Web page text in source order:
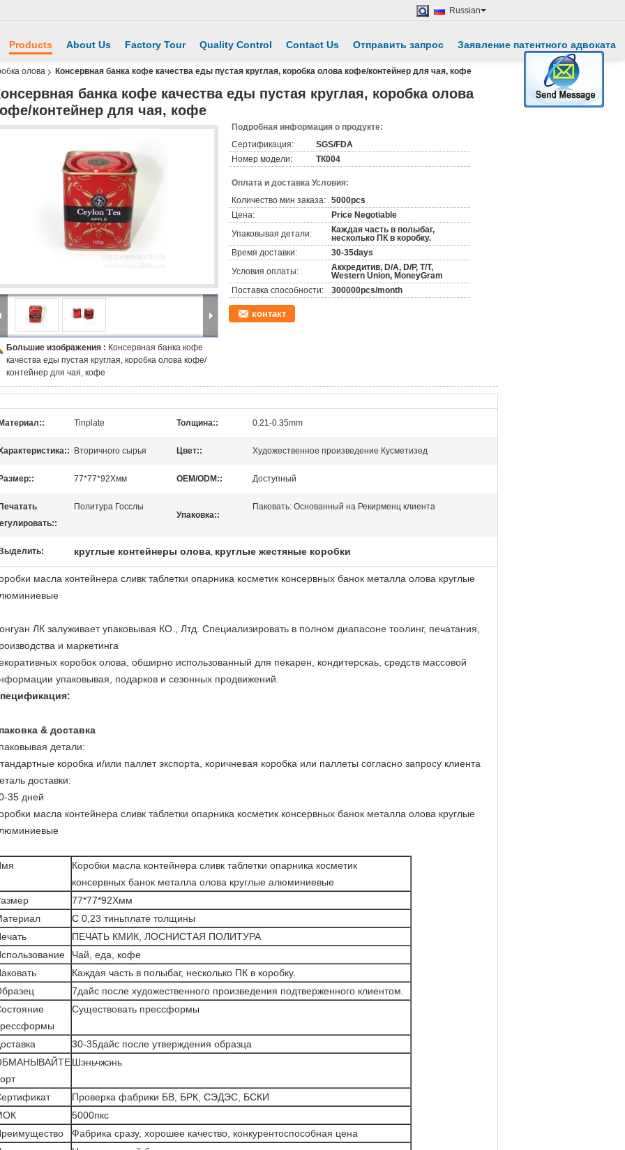
Russian
Products About Us Factory Tour Quality Control Contact Us Отправить запрос Заявление патентного адвоката
олова Консервная банка кофе качества еды пустая круглая, коробка олова кофе/контейнер для чая, кофе
банка кофе качества еды пустая круглая, коробка олова
контейнер для чая, кофе
Большие изображения : Консервная банка кофе
качества еды пустая круглая, коробка олова кофе/
контейнер для чая, кофе
Подробная информация о продукте:
Сертификация:
SGS/FDA
Номер модели:
ТК004
Оплата и доставка Условия:
Количество мин заказа: 5000pcs
Цена:
Price Negotiable
Упаковывая детали:
Каждая часть в полыбаг,
несколько ПК в коробку.
Время доставки:
30-35days
Условия оплаты:
Аккредитив, D/A, D/P, T/T,
Western Union, MoneyGram
Поставка способности:
300000pcs/month
контакт
Материал:: Tinplate Толщина:: 0.21-0.35mm
Вторичного сырья Цвет:: Художественное произведение Кусметизед
Размер:: 77*77*92Хмм OEM/ODM:: Доступный
Печатать
Политура Госслы
Упаковка::
Паковать: Основанный на Рекирменц клиента
Выделить: круглые контейнеры олова, круглые жестяные коробки
масла контейнера сливк таблетки опарника косметик консервных банок металла олова круглые
ЛК залуживает упаковывая КО., Лтд. Специализировать в полном диапасоне тоолинг, печатания,
и маркетинга
коробок олова, обширно использованный для пекарен, кондитерскаь, средств массовой
упаковывая, подарков и сезонных продвижений.
& доставка
детали:
коробка и/или паллет экспорта, коричневая коробка или паллеты согласно запросу клиента
доставки:
35 дней
масла контейнера сливк таблетки опарника косметик консервных банок металла олова круглые
Коробки масла контейнера сливк таблетки опарника косметик
консервных банок металла олова круглые алюминиевые
77*77*92Хмм
С 0,23 тиньплате толщины
ПЕЧАТЬ КМИК, ЛОСНИСТАЯ ПОЛИТУРА
Чай, еда, кофе
Каждая часть в полыбаг, несколько ПК в коробку.
7дайс после художественного произведения подтверженного клиентом.
Существовать прессформы
30-35дайс после утверждения образца
Шэньчжэнь
Проверка фабрики БВ, БРК, СЭДЭС, БСКИ
5000пкс
Фабрика сразу, хорошее качество, конкурентоспособная цена